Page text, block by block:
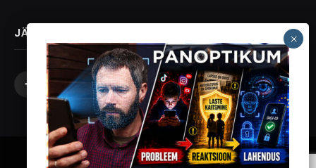
JÄLGI SOTSIAALMEEDIAS
Facebook
X
(Twitter)
InstagramYouTubeTelegram